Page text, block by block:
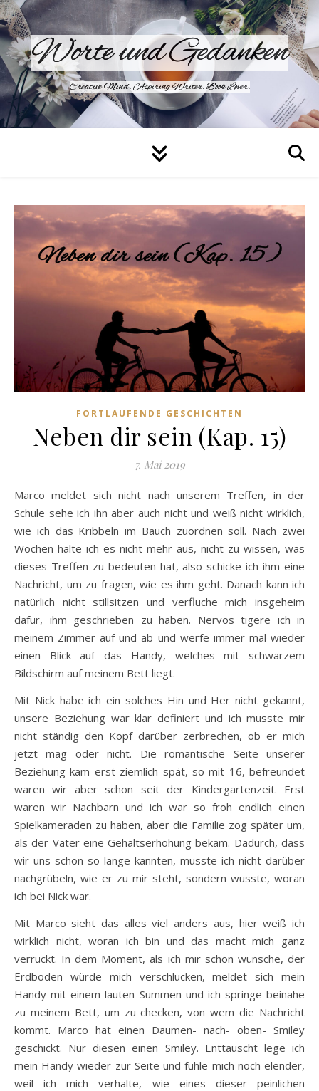
Worte und Gedanken
Creative Mind. Aspiring Writer. Book Lover.
FORTLAUFENDE GESCHICHTEN
Neben dir sein (Kap. 15)
7. Mai 2019
Marco meldet sich nicht nach unserem Treffen, in der
Schule sehe ich ihn aber auch nicht und weiß nicht wirklich,
wie ich das Kribbeln im Bauch zuordnen soll. Nach zwei
Wochen halte ich es nicht mehr aus, nicht zu wissen, was
dieses Treffen zu bedeuten hat, also schicke ich ihm eine
Nachricht, um zu fragen, wie es ihm geht. Danach kann ich
natürlich nicht stillsitzen und verfluche mich insgeheim
dafür, ihm geschrieben zu haben. Nervös tigere ich in
meinem Zimmer auf und ab und werfe immer mal wieder
einen Blick auf das Handy, welches mit schwarzem
Bildschirm auf meinem Bett liegt.
Mit Nick habe ich ein solches Hin und Her nicht gekannt,
unsere Beziehung war klar definiert und ich musste mir
nicht ständig den Kopf darüber zerbrechen, ob er mich
jetzt mag oder nicht. Die romantische Seite unserer
Beziehung kam erst ziemlich spät, so mit 16, befreundet
waren wir aber schon seit der Kindergartenzeit. Erst
waren wir Nachbarn und ich war so froh endlich einen
Spielkameraden zu haben, aber die Familie zog später um,
als der Vater eine Gehaltserhöhung bekam. Dadurch, dass
wir uns schon so lange kannten, musste ich nicht darüber
nachgrübeln, wie er zu mir steht, sondern wusste, woran
ich bei Nick war.
Mit Marco sieht das alles viel anders aus, hier weiß ich
wirklich nicht, woran ich bin und das macht mich ganz
verrückt. In dem Moment, als ich mir schon wünsche, der
Erdboden würde mich verschlucken, meldet sich mein
Handy mit einem lauten Summen und ich springe beinahe
zu meinem Bett, um zu checken, von wem die Nachricht
kommt. Marco hat einen Daumen- nach- oben- Smiley
geschickt. Nur diesen einen Smiley. Enttäuscht lege ich
mein Handy wieder zur Seite und fühle mich noch elender,
weil ich mich verhalte, wie eines dieser peinlichen